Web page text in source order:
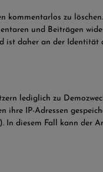
kommentarlos zu
und Beiträgen
daher an der Identität
lediglich zu
IP-Adressen
diesem Fall kann der